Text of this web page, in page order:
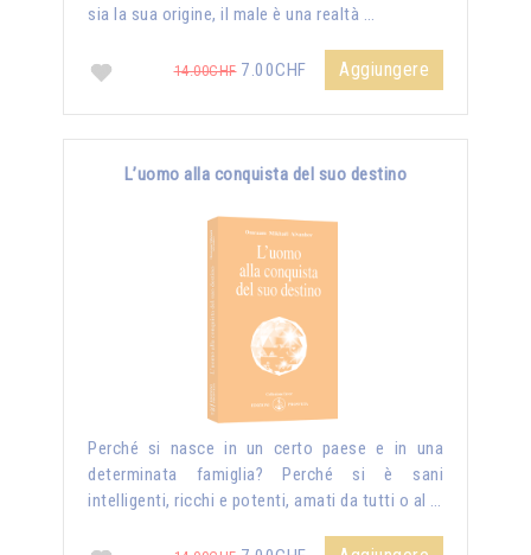
sia la sua origine, il male è una realtà …
14.00CHF7.00CHF Aggiungere
L’uomo alla conquista del suo destino
Perché si nasce in un certo paese e in una
determinata famiglia? Perché si è sani
intelligenti, ricchi e potenti, amati da tutti o al …